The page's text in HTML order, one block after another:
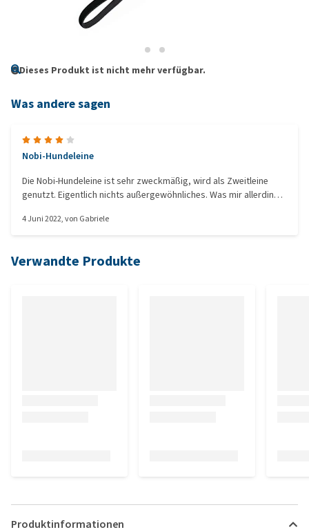
Dieses Produkt ist nicht mehr verfügbar.
Was andere sagen
Nobi-Hundeleine
Die Nobi-Hundeleine ist sehr zweckmäßig, wird als Zweitleine
genutzt. Eigentlich nichts außergewöhnliches. Was mir allerdings
Hund ein bisschen mehr Freiheit als sonst. Schauen wir mal ob sie
4 Juni 2022, von Gabriele
Verwandte Produkte
Produktinformationen